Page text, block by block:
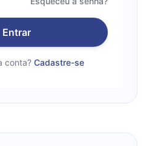
Entrar
conta? Cadastre-se